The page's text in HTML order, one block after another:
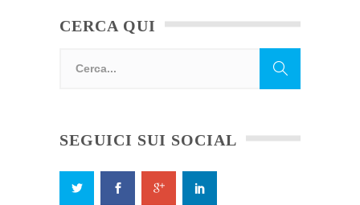
CERCA QUI
SEGUICI SUI SOCIAL